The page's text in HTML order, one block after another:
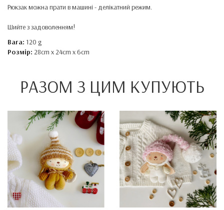
Рюкзак можна прати в машині - делікатний режим.
Шийте з задоволенням!
Вага: 120 g
Розмір: 28cm x 24cm x 6cm
РАЗОМ З ЦИМ КУПУЮТЬ